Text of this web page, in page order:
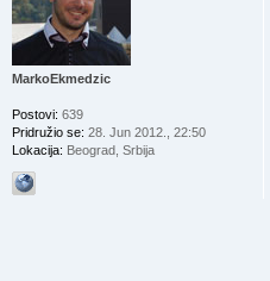
MarkoEkmedzic
Postovi: 639
Pridružio se: 28. Jun 2012., 22:50
Lokacija: Beograd, Srbija